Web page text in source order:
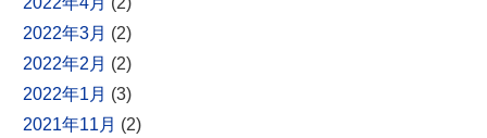
2022年3月 (2)
2022年2月 (2)
2022年1月 (3)
2021年11月 (2)